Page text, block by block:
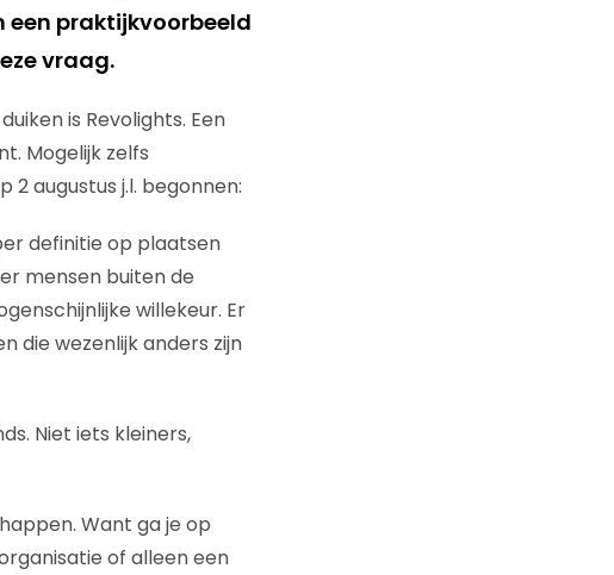
een praktijkvoorbeeld
vraag.
is Revolights. Een
Mogelijk zelfs
augustus j.l. begonnen:
definitie op plaatsen
mensen buiten de
willekeur. Er
die wezenlijk anders zijn
Niet iets kleiners,
Want ga je op
of alleen een